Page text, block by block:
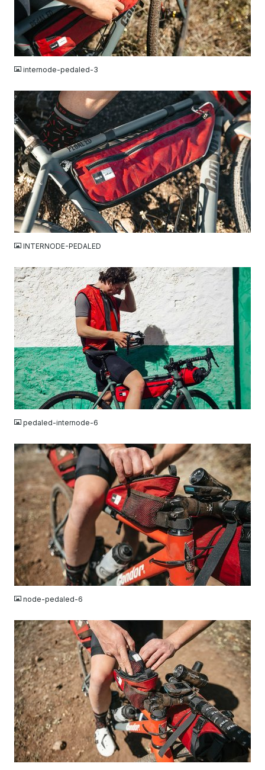
JPG
internode-pedaled-3
JPG
INTERNODE-PEDALED
JPG
pedaled-internode-6
JPG
node-pedaled-6
JPG